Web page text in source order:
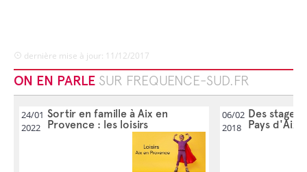
dernière mise à jour: 11/12/2017
ON EN PARLE SUR FREQUENCE-SUD.FR
24/01
2022
Sortir en famille à Aix en
Provence : les loisirs
06/02
2018
Des stages
Pays d'Aix